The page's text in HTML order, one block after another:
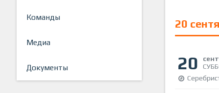
Команды
Медиа
Документы
20
20